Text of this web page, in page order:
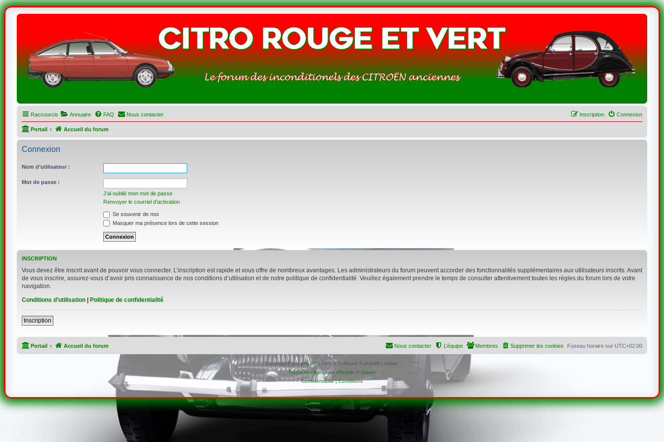
Raccourcis Annuaire FAQ Nous contacter Connexion
Inscription
Portail Accueil du forum
Connexion
Nom d’utilisateur :
Mot de passe :
J’ai oublié mon mot de passe
Renvoyer le courriel d’activation
Se souvenir de moi
Masquer ma présence lors de cette session
INSCRIPTION
Vous devez être inscrit avant de pouvoir vous connecter. L’inscription est rapide et vous offre de nombreux avantages. Les administrateurs du forum peuvent accorder des fonctionnalités supplémentaires aux utilisateurs inscrits. Avant
de vous inscrire, assurez-vous d’avoir pris connaissance de nos conditions d’utilisation et de notre politique de confidentialité. Veuillez également prendre le temps de consulter attentivement toutes les règles du forum lors de votre
navigation.
Conditions d’utilisation| Politique de confidentialité
Inscription
Portail Accueil du forum Fuseau horaire sur UTC+02:00
Supprimer les cookies
Membres
L’équipe
Nous contacter
Développé parphpBB® Forum Software © phpBB Limited
Traduction française officielle © Qiaeru
Confidentialité|Conditions